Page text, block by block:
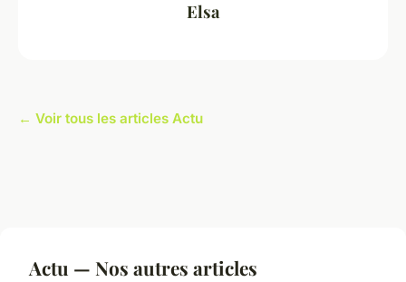
Elsa
← Voir tous les articles Actu
Actu — Nos autres articles